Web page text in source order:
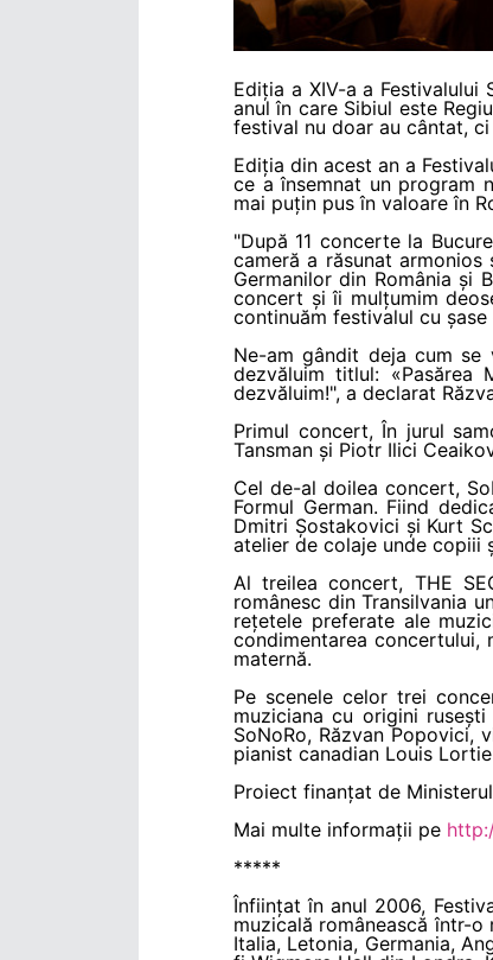
Ediția a XIV-a a
anul în care Sibiul este
festival nu doar au cântat,
Ediția din acest an a
ce a însemnat un program
mai puțin pus în valoare în
"După 11 concerte la
cameră a răsunat
Germanilor din România și
concert și îi mulțumim
continuăm festivalul cu
Ne-am gândit deja cum
dezvăluim titlul:
dezvăluim!", a declarat
Primul concert, În jurul
Tansman și Piotr Ilici
Cel de-al doilea concert,
Formul German. Fiind
Dmitri Șostakovici și Kurt
atelier de colaje unde copiii
Al treilea concert, THE
românesc din Transilvania
rețetele preferate ale
condimentarea
maternă.
Pe scenele celor trei
muziciana cu origini
SoNoRo, Răzvan Popovici,
pianist canadian Louis
Proiect finanțat de
Mai multe informații pe
*****
Înființat în anul 2006,
muzicală românească într-
Italia, Letonia, Germania,